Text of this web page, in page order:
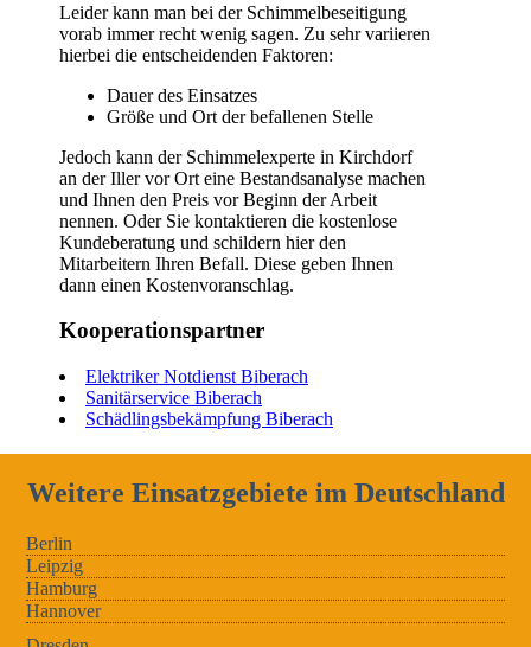
Leider kann man bei der Schimmelbeseitigung
vorab immer recht wenig sagen. Zu sehr variieren
hierbei die entscheidenden Faktoren:
Dauer des Einsatzes
Größe und Ort der befallenen Stelle
Jedoch kann der Schimmelexperte in Kirchdorf
an der Iller vor Ort eine Bestandsanalyse machen
und Ihnen den Preis vor Beginn der Arbeit
nennen. Oder Sie kontaktieren die kostenlose
Kundeberatung und schildern hier den
Mitarbeitern Ihren Befall. Diese geben Ihnen
dann einen Kostenvoranschlag.
Kooperationspartner
Elektriker Notdienst Biberach
Sanitärservice Biberach
Schädlingsbekämpfung Biberach
Weitere Einsatzgebiete im Deutschland
Berlin
Leipzig
Hamburg
Hannover